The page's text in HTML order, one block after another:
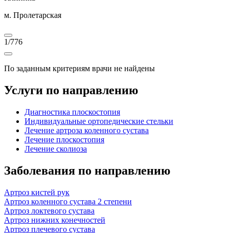
м. Пролетарская
1/776
По заданным критериям врачи не найдены
Услуги по направлению
Диагностика плоскостопия
Индивидуальные ортопедические стельки
Лечение артроза коленного сустава
Лечение плоскостопия
Лечение сколиоза
Заболевания по направлению
Артроз кистей рук
Артроз коленного сустава 2 степени
Артроз локтевого сустава
Артроз нижних конечностей
Артроз плечевого сустава